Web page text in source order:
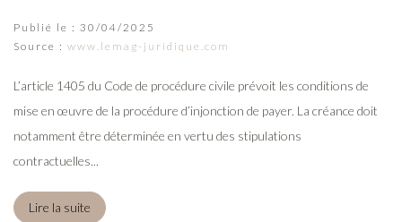
Publié le : 30/04/2025
Source : www.lemag-juridique.com
L’article 1405 du Code de procédure civile prévoit les conditions de
mise en œuvre de la procédure d’injonction de payer. La créance doit
notamment être déterminée en vertu des stipulations
contractuelles...
Lire la suite